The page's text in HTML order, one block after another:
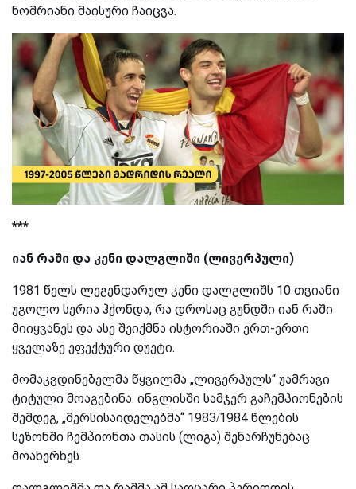
ნომრიანი მაისური ჩაიცვა.
***
იან რაში და კენი დალგლიში (ლივერპული)
1981 წელს ლეგენდარულ კენი დალგლიშს 10 თვიანი
უგოლო სერია ჰქონდა, რა დროსაც გუნდში იან რაში
მიიყვანეს და ასე შეიქმნა ისტორიაში ერთ-ერთი
ყველაზე ეფექტური დუეტი.
მომაკვდინებელმა წყვილმა „ლივერპულს“ უამრავი
ტიტული მოაგებინა. ინგლისში სამჯერ გაჩემპიონების
შემდეგ, „მერსისაიდელებმა“ 1983/1984 წლების
სეზონში ჩემპიონთა თასის (ლიგა) შენარჩუნებაც
მოახერხეს.